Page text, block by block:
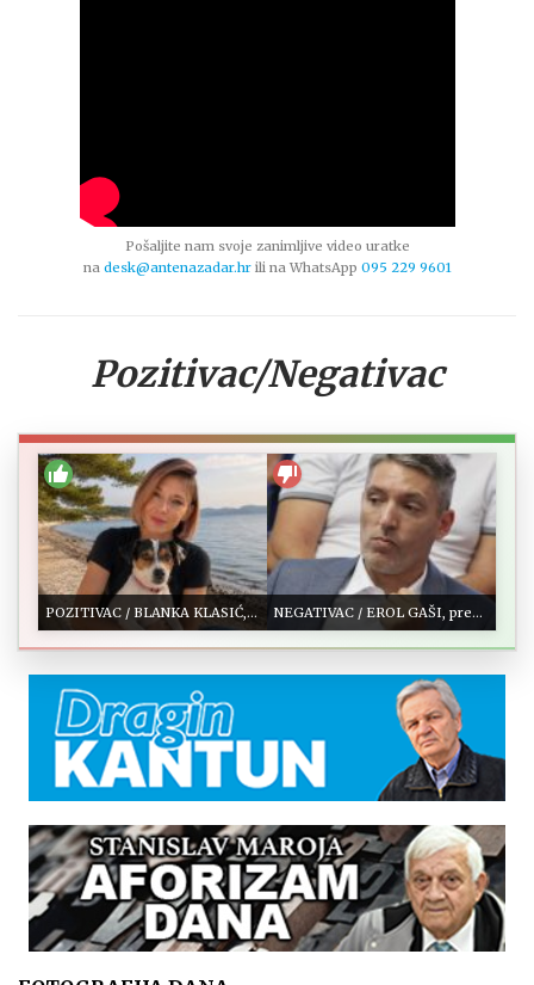
Pošaljite nam svoje zanimljive video uratke
na desk@antenazadar.hrili na WhatsApp 095 229 9601
Pozitivac/Negativac
POZITIVAC / BLANKA KLASIĆ, gradska vijećnica NEGATIVAC / EROL GAŠI, predsjednik gradskog SDP-a